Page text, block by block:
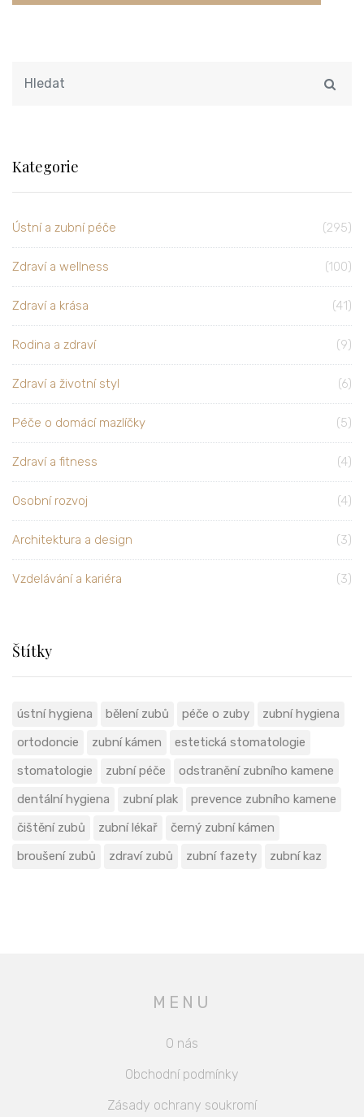
Kategorie
Ústní a zubní péče (295)
Zdraví a wellness (100)
Zdraví a krása (41)
Rodina a zdraví (9)
Zdraví a životní styl (6)
Péče o domácí mazlíčky (5)
Zdraví a fitness (4)
Osobní rozvoj (4)
Architektura a design (3)
Vzdelávání a kariéra (3)
Štítky
ústní hygiena bělení zubů péče o zuby
zubní hygiena
ortodoncie
zubní kámen
estetická stomatologie
stomatologie
zubní péče
odstranění zubního kamene
dentální hygiena
zubní plak
prevence zubního kamene
čištění zubů
zubní lékař
černý zubní kámen
broušení zubů
zdraví zubů zubní fazety zubní kaz
MENU
O nás
Obchodní podmínky
Zásady ochrany soukromí